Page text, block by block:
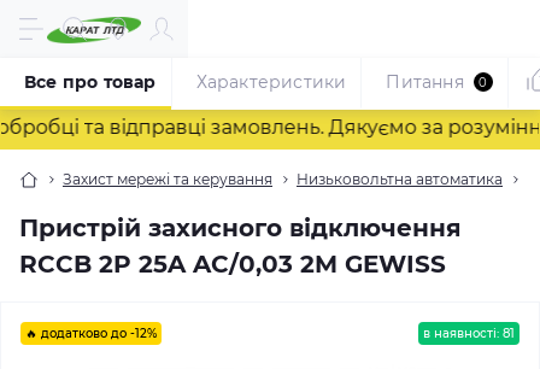
та відправці замовлень. Дякуємо за розуміння!
Захист мережі та керування Низьковольтна автоматика
Пристрій захисного відключення
RCCB 2P 25A AC/0,03 2M GEWISS
Все про товар Характеристики Питання 0
🔥 додатково до -12% в наявності: 81